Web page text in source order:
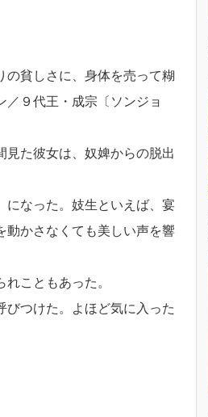
の貧しさに、身体を売って糊
／９代王・成宗〔ソンジョ
見た彼女は、奴婢からの脱出
になった。妓生といえば、宴
動かさなくても美しい声を響
こともあった。
びつけた。よほど気に入った